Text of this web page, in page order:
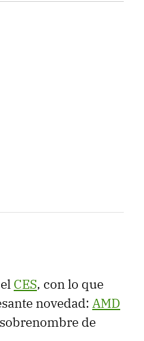
CES, con lo que
novedad: AMD
de